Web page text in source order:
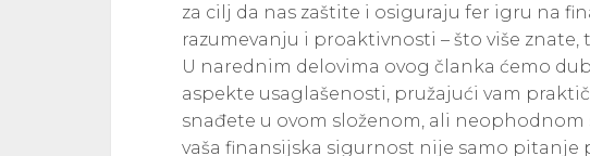
za cilj da nas zaštite i osiguraju fer igru na
razumevanju i proaktivnosti – što više znate,
U narednim delovima ovog članka ćemo
aspekte usaglašenosti, pružajući vam
snađete u ovom složenom, ali neophodnom
vaša finansijska sigurnost nije samo pitanje